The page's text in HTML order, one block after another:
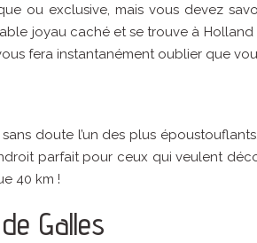
ou exclusive, mais vous devez
joyau caché et se trouve à
fera instantanément oublier que
doute l’un des plus
parfait pour ceux qui veulent
40 km !
Galles